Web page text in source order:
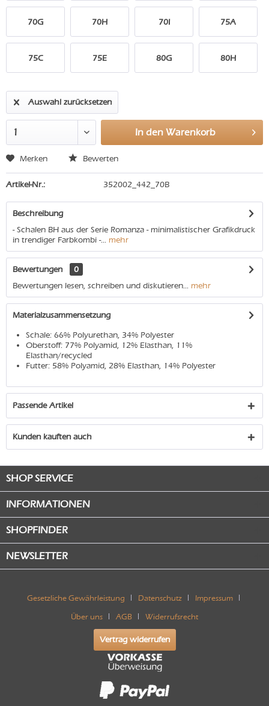
70G 70H 70I 75A
75C 75E 80G 80H
Auswahl zurücksetzen
In den Warenkorb
Merken Bewerten
Artikel-Nr.: 352002_442_70B
Beschreibung
- Schalen BH aus der Serie Romanza - minimalistischer Grafikdruck
in trendiger Farbkombi -... mehr
Bewertungen
0
Bewertungen lesen, schreiben und diskutieren... mehr
Materialzusammensetzung
Schale: 66% Polyurethan, 34% Polyester
Oberstoff: 77% Polyamid, 12% Elasthan, 11%
Elasthan/recycled
Futter: 58% Polyamid, 28% Elasthan, 14% Polyester
Passende Artikel
Kunden kauften auch
SHOP SERVICE
INFORMATIONEN
SHOPFINDER
NEWSLETTER
Gesetzliche Gewährleistung Datenschutz Impressum
Über uns AGB Widerrufsrecht
Vertrag widerrufen